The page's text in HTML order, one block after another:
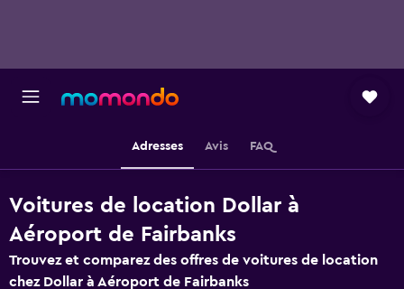
Adresses Avis FAQ
Voitures de location Dollar à
Aéroport de Fairbanks
Trouvez et comparez des offres de voitures de location
chez Dollar à Aéroport de Fairbanks